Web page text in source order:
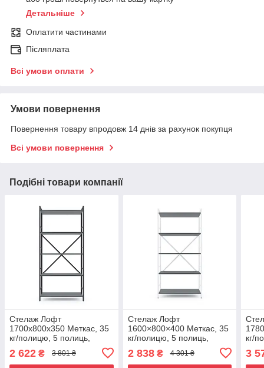
Детальніше
Оплатити частинами
Післяплата
Всі умови оплати
Умови повернення
Повернення товару впродовж 14 днів за рахунок покупця
Всі умови повернення
Подібні товари компанії
Стелаж Лофт
1700х800х350 Меткас, 35
кг/полицю, 5 полиць,
ЛДСП, антрацит-антрацит
2 622 ₴ 3 801 ₴
Стелаж Лофт
1600×800×400 Меткас, 35
кг/полицю, 5 полиць,
2 838₴ 4 301 ₴
кг/
3